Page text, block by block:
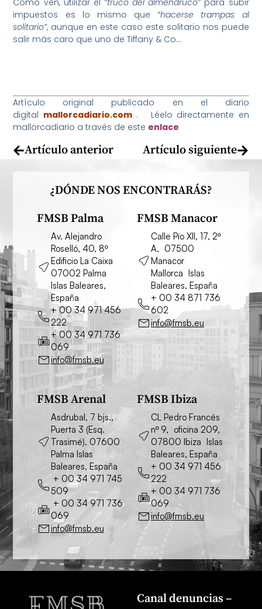
impuestos es lo mismo que “hacerse trampas al
solitario”, aunque en este caso este solitario nos puede
salir más caro que uno de Tiffany & Co…
Artículo original publicado en el diario
digital mallorcadiario.com. Léelo directamente en
mallorcadiario a través de este enlace
Artículo anterior Artículo siguiente
¿DÓNDE NOS ENCONTRARÁS?
FMSB Palma
Av. Alejandro
Roselló, 40, 8º
Edificio La Caixa
07002 Palma
Islas Baleares,
España
+ 00 34 971 456
222
+ 00 34 971 736
069
info@fmsb.eu
FMSB Manacor
Calle Pío XII, 17, 2º
A, 07500
Manacor
Mallorca Islas
Baleares, España
+ 00 34 871 736
602
info@fmsb.eu
FMSB Arenal
Asdrubal, 7 bjs.,
Puerta 3 (Esq.
Trasimé), 07600
Palma Islas
Baleares, España
+ 00 34 971 745
509
+ 00 34 971 736
069
info@fmsb.eu
FMSB Ibiza
CL Pedro Francés
nº 9, oficina 209,
07800 Ibiza Islas
Baleares, España
+ 00 34 971 456
222
+ 00 34 971 736
069
info@fmsb.eu
Canal denuncias –